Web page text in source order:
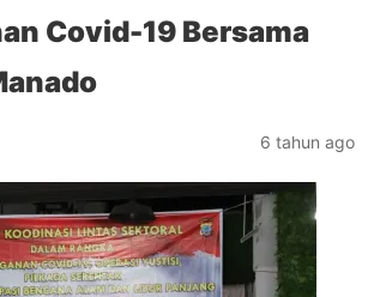
Covid-19 Bersama
6 tahun ago